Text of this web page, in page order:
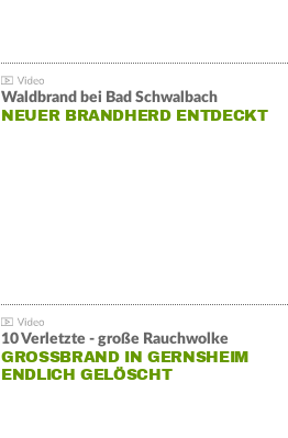
Waldbrand bei Bad Schwalbach
NEUER BRANDHERD ENTDECKT
10 Verletzte - große Rauchwolke
GROSSBRAND IN GERNSHEIM E
NDLICH GELÖSCHT